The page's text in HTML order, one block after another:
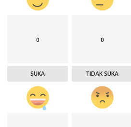
0
SUKA
0
TIDAK SUKA